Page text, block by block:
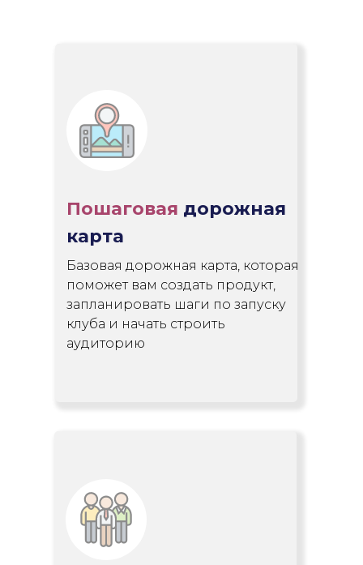
Пошаговая дорожная
карта
Базовая дорожная карта, которая
поможет вам создать продукт,
запланировать шаги по запуску
клуба и начать строить
аудиторию